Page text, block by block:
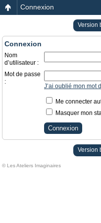
Connexion
Version
Connexion
Nom
d’utilisateur :
Mot de passe
:
J’ai oublié mon mot
Me connecter
Masquer mon
Version
© Les Ateliers Imaginaires